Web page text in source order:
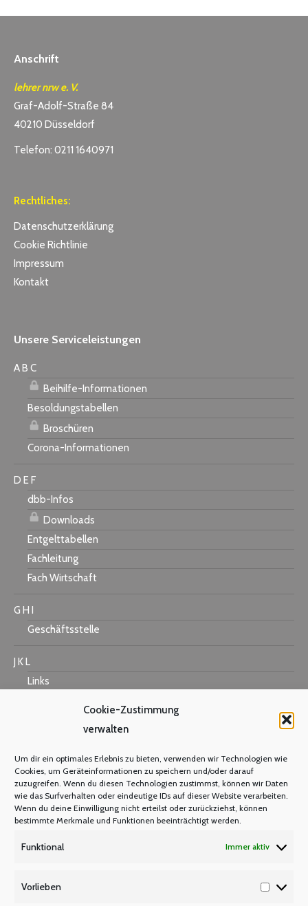
Cookie-Zustimmung
verwalten
Um dir ein optimales Erlebnis zu bieten, verwenden wir Technologien wie
Cookies, um Geräteinformationen zu speichern und/oder darauf
zuzugreifen. Wenn du diesen Technologien zustimmst, können wir Daten
wie das Surfverhalten oder eindeutige IDs auf dieser Website verarbeiten.
Wenn du deine Einwilligung nicht erteilst oder zurückziehst, können
bestimmte Merkmale und Funktionen beeinträchtigt werden.
Funktional Immer aktiv
Vorlieben
Anschrift
lehrer nrw e. V.
Graf-Adolf-Straße 84
40210 Düsseldorf
Telefon: 0211 1640971
Rechtliches:
Datenschutzerklärung
Cookie Richtlinie
Impressum
Kontakt
Unsere Serviceleistungen
A B C
Beihilfe-Informationen
Besoldungstabellen
Broschüren
Corona-Informationen
D E F
dbb-Infos
Downloads
Entgelttabellen
Fachleitung
Fach Wirtschaft
G H I
Geschäftsstelle
J K L
Links
Mastercard
Warum Mitglied werden?
Mitgliedsbeitrag
Mitglied werden